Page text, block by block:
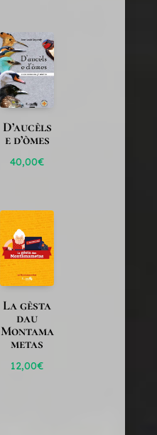
D’aucèls
e d’òmes
40,00€
La gèsta
dau
Montama
metas
12,00€